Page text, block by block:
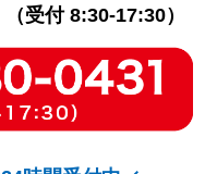
（受付 8:30-17:30）